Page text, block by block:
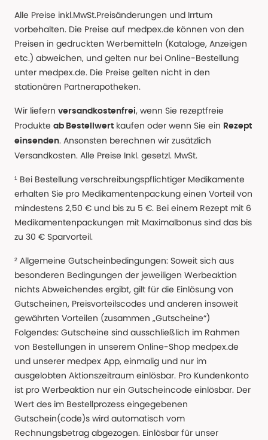
Alle Preise inkl.MwSt.Preisänderungen und Irrtum
vorbehalten. Die Preise auf medpex.de können von den
Preisen in gedruckten Werbemitteln (Kataloge, Anzeigen
etc.) abweichen, und gelten nur bei Online-Bestellung
unter medpex.de. Die Preise gelten nicht in den
stationären Partnerapotheken.
Wir liefern versandkostenfrei, wenn Sie rezeptfreie
Produkte ab Bestellwert kaufen oder wenn Sie ein Rezept
einsenden. Ansonsten berechnen wir zusätzlich
Versandkosten. Alle Preise Inkl. gesetzl. MwSt.
¹ Bei Bestellung verschreibungspflichtiger Medikamente
erhalten Sie pro Medikamentenpackung einen Vorteil von
mindestens 2,50 € und bis zu 5 €. Bei einem Rezept mit 6
Medikamentenpackungen mit Maximalbonus sind das bis
zu 30 € Sparvorteil.
² Allgemeine Gutscheinbedingungen: Soweit sich aus
besonderen Bedingungen der jeweiligen Werbeaktion
nichts Abweichendes ergibt, gilt für die Einlösung von
Gutscheinen, Preisvorteilscodes und anderen insoweit
gewährten Vorteilen (zusammen „Gutscheine“)
Folgendes: Gutscheine sind ausschließlich im Rahmen
von Bestellungen in unserem Online-Shop medpex.de
und unserer medpex App, einmalig und nur im
ausgelobten Aktionszeitraum einlösbar. Pro Kundenkonto
ist pro Werbeaktion nur ein Gutscheincode einlösbar. Der
Wert des im Bestellprozess eingegebenen
Gutschein(code)s wird automatisch vom
Rechnungsbetrag abgezogen. Einlösbar für unser